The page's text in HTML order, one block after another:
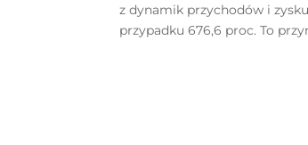
z dynamik przychodów i
przypadku 676,6 proc. To